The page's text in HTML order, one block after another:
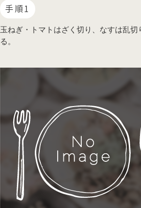
手順1
玉ねぎ・トマトはざく切り、なすは乱切
る。